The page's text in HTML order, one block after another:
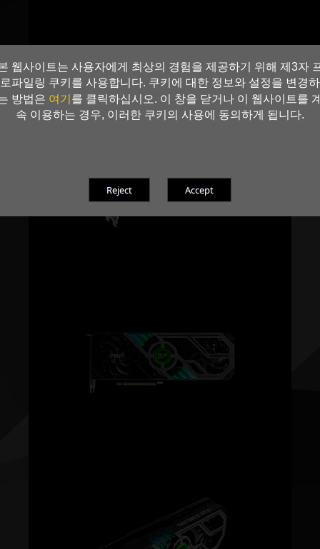
웹사이트는 사용자에게 최상의 경험을 제공하기 위해 제3자
로파일링 쿠키를 사용합니다. 쿠키에 대한 정보와 설정을 변경하
방법은 여기를 클릭하십시오. 이 창을 닫거나 이 웹사이트를
속 이용하는 경우, 이러한 쿠키의 사용에 동의하게 됩니다.